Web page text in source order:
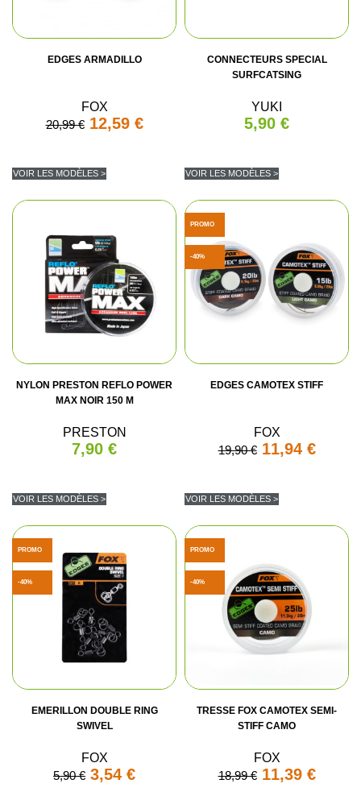
(1 avis)
EDGES ARMADILLO
FOX
20,99 € 12,59 €
VOIR LES MODÈLES >
CONNECTEURS SPECIAL
SURFCATSING
YUKI
5,90 €
VOIR LES MODÈLES >
NYLON PRESTON REFLO POWER
MAX NOIR 150 M
PRESTON
7,90 €
VOIR LES MODÈLES >
EDGES CAMOTEX STIFF
FOX
19,90 € 11,94 €
VOIR LES MODÈLES >
PROMO
-40%
EMERILLON DOUBLE RING
SWIVEL
FOX
5,90 € 3,54 €
PROMO
-40%
TRESSE FOX CAMOTEX SEMI-
STIFF CAMO
FOX
18,99 € 11,39 €
PROMO
-40%